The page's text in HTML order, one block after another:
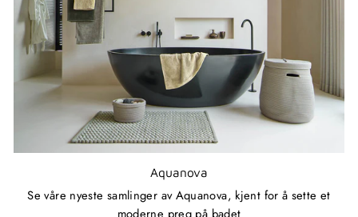
Aquanova
Se våre nyeste samlinger av Aquanova, kjent for å sette et